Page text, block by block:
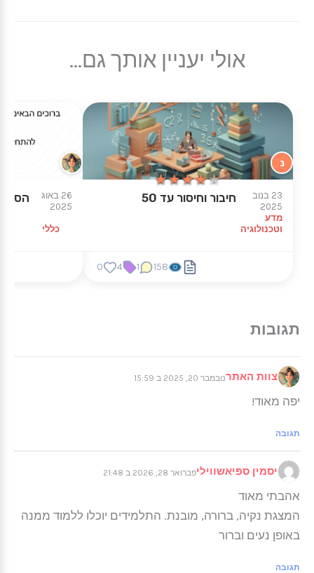
אולי יעניין אותך גם...
★★★★★
★★★★★
נ
23 בנוב
2025
מדע
וטכנולוגיה
חיבור וחיסור עד 50
158
1
4
0
26 באוג
2025
כללי
צוות האתרנובמבר 20, 2025 ב 15:59
יפה מאוד!
תגובה
יסמין ספיאשוויליפברואר 28, 2026 ב 21:48
אהבתי מאוד
המצגת נקיה, ברורה, מובנת. התלמידים יוכלו ללמוד ממנה
באופן נעים וברור
תגובה